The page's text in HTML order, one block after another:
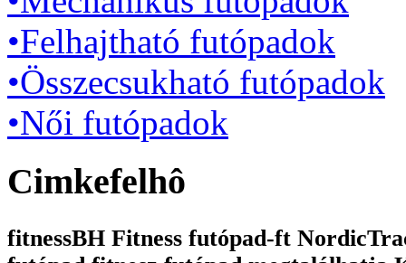
•Felhajtható futópadok
•Összecsukható futópadok
•Női futópadok
Cimkefelhô
fitnessBH Fitness futópad-ft